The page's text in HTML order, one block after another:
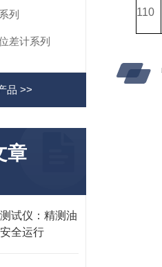
列
差计系列
品 >>
章
试仪：精测油
全运行
110